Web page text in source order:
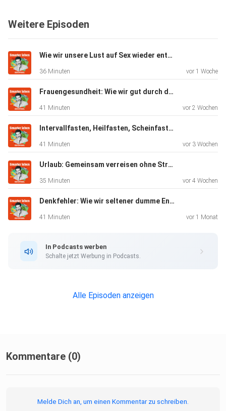
Mehr Infos:
Buch: Wie Frauen länger leben
Spiegel.de:
gleichberechtigt
Die
Weitere Episoden
Wie wir unsere Lust auf Sex wieder entdecken können (mit Stephanie Kossow)
36 Minuten vor 1 Woche
Frauengesundheit: Wie wir gut durch die Wechseljahre kommen (Mit Katrin Schaudig)
41 Minuten vor 2 Wochen
Intervallfasten, Heilfasten, Scheinfasten: Welche Methode passt zu mir? (Mit Andreas Michalsen)
41 Minuten vor 3 Wochen
Urlaub: Gemeinsam verreisen ohne Stress (Mit Jochen Schliemann)
35 Minuten vor 4 Wochen
Denkfehler: Wie wir seltener dumme Entscheidungen treffen (Mit Henning Beck - Wdh. vom 28.10.23)
41 Minuten vor 1 Monat
In Podcasts werben
Schalte jetzt Werbung in Podcasts.
Alle Episoden anzeigen
Kommentare (0)
Melde Dich an, um einen Kommentar zu schreiben.